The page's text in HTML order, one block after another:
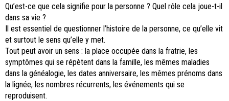
Qu’est-ce que cela signifie pour la personne ? Quel rôle cela joue-t-il
dans sa vie ?
Il est essentiel de questionner l’histoire de la personne, ce qu’elle vit
et surtout le sens qu’elle y met.
Tout peut avoir un sens : la place occupée dans la fratrie, les
symptômes qui se répètent dans la famille, les mêmes maladies
dans la généalogie, les dates anniversaire, les mêmes prénoms dans
la lignée, les nombres récurrents, les événements qui se
reproduisent.